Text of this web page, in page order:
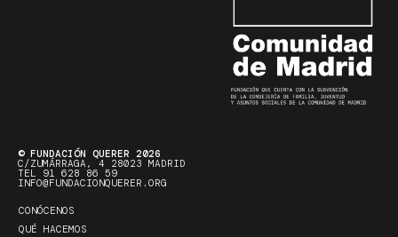
© FUNDACIÓN QUERER 2026
C/ZUMÁRRAGA, 4 28023 MADRID
TEL 91 628 86 59
INFO@FUNDACIONQUERER.ORG
CONÓCENOS
QUÉ HACEMOS